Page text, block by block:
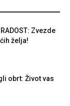
RADOST: Zvezde
želja!
obrt: Život vas